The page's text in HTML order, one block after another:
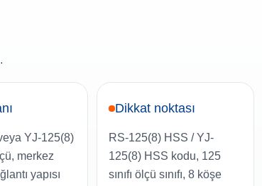
YJ-125(8)
merkez
yapısı
Dikkat noktası
RS-125(8) HSS / YJ-
125(8) HSS kodu, 125
sınıfı ölçü sınıfı, 8 köşe